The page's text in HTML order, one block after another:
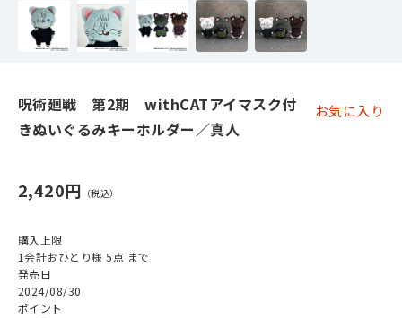
呪術廻戦 第2期 withCATアイマスク付
きぬいぐるみキーホルダー／真人
お気に入り
2,420円
購入上限
1会計おひとり様 5点 まで
発売日
2024/08/30
ポイント